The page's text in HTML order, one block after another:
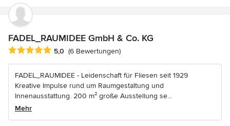
FADEL_RAUMIDEE GmbH & Co. KG
Durchschnittliche Bewertung: 5 von 5 Sternen
5,0 (6 Bewertungen)
FADEL_RAUMIDEE - Leidenschaft für Fliesen seit 1929
Kreative Impulse rund um Raumgestaltung und
Innenausstattung. 200 m² große Ausstellung se...
Mehr